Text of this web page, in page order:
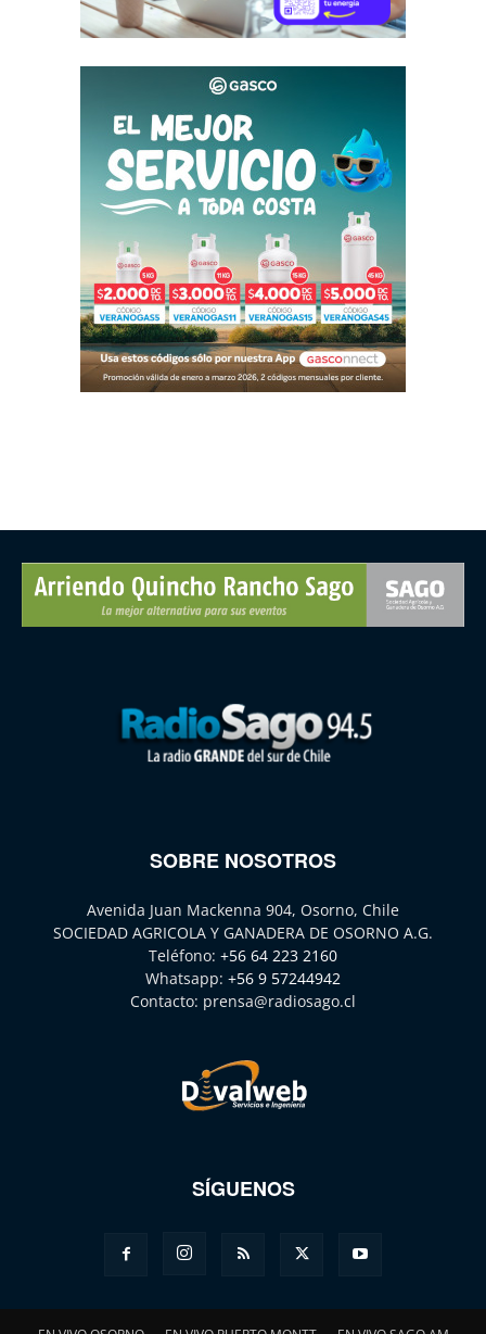
SOBRE NOSOTROS
Avenida Juan Mackenna 904, Osorno, Chile
SOCIEDAD AGRICOLA Y GANADERA DE OSORNO A.G.
Teléfono: +56 64 223 2160
Whatsapp: +56 9 57244942
Contacto: prensa@radiosago.cl
SÍGUENOS